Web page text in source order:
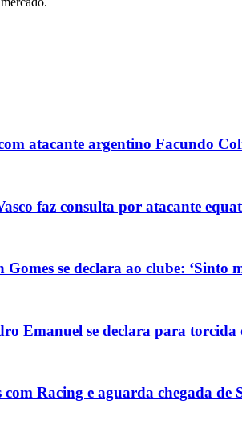
atacante argentino Facundo
faz consulta por atacante
se declara ao clube: ‘Sinto
Emanuel se declara para torcida
Racing e aguarda chegada de